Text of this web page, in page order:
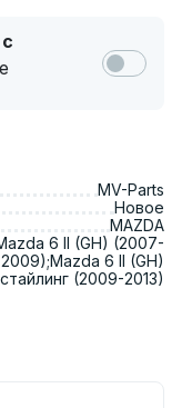
MV-Parts
Новое
MAZDA
6 II (GH) (2007-
2009);Mazda 6 II (GH)
(2009-2013)